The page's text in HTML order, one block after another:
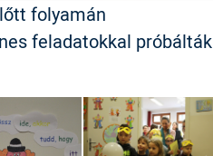
folyamán
feladatokkal próbálták